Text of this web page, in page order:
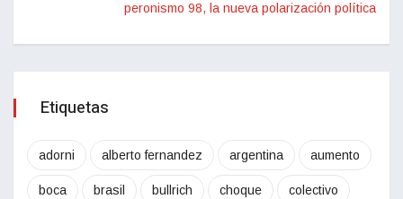
peronismo 98, la nueva polarización política
Etiquetas
adorni alberto fernandez argentina aumento
boca brasil bullrich choque colectivo